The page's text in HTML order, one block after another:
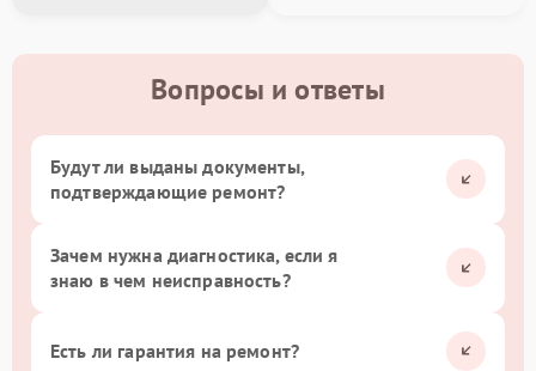
Вопросы и ответы
Будут ли выданы документы,
подтверждающие ремонт?
Зачем нужна диагностика, если я
знаю в чем неисправность?
Есть ли гарантия на ремонт?